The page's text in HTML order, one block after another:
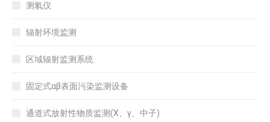
测氡仪
辐射环境监测
区域辐射监测系统
固定式αβ表面污染监测设备
通道式放射性物质监测(X、γ、中子)